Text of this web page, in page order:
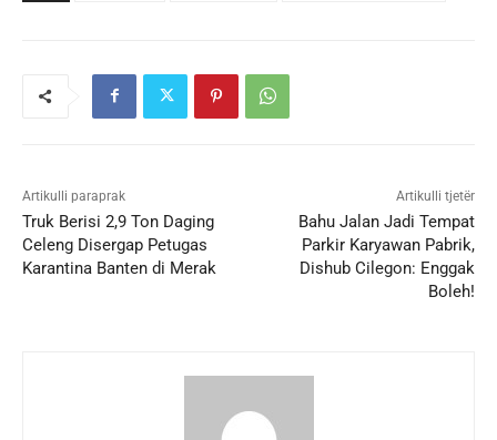
Artikulli paraprak
Truk Berisi 2,9 Ton Daging
Celeng Disergap Petugas
Karantina Banten di Merak
Artikulli tjetër
Bahu Jalan Jadi Tempat
Parkir Karyawan Pabrik,
Dishub Cilegon: Enggak
Boleh!